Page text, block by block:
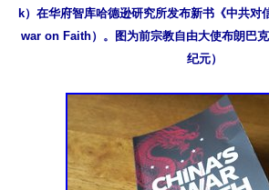
k）在华府智库哈德逊研究所发布新书《中共对
war on Faith）。图为前宗教自由大使布朗巴
纪元）